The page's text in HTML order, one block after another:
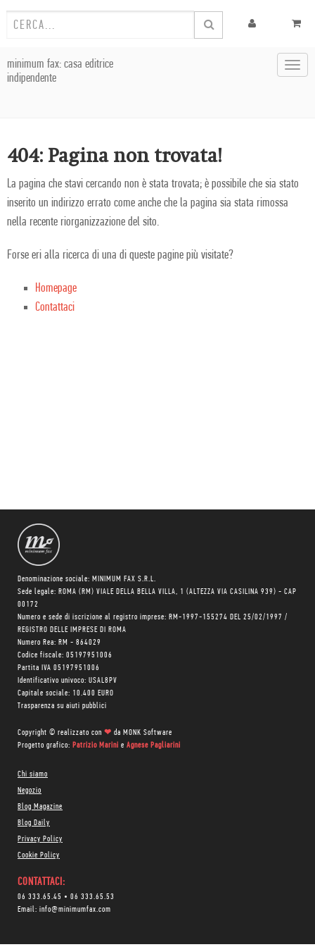
minimum fax: casa editrice
indipendente
404: Pagina non trovata!
La pagina che stavi cercando non è stata trovata; è possibile che sia stato
inserito un indirizzo errato come anche che la pagina sia stata rimossa
nella recente riorganizzazione del sito.
Forse eri alla ricerca di una di queste pagine più visitate?
Homepage
Contattaci
Denominazione sociale: MINIMUM FAX S.R.L.
Sede legale: ROMA (RM) VIALE DELLA BELLA VILLA, 1 (ALTEZZA VIA CASILINA 939) - CAP
00172
Numero e sede di iscrizione al registro imprese: RM-1997-155274 DEL 25/02/1997 /
REGISTRO DELLE IMPRESE DI ROMA
Numero Rea: RM - 864029
Codice fiscale: 05197951006
Partita IVA 05197951006
Identificativo univoco: USAL8PV
Capitale sociale: 10.400 EURO
Trasparenza su aiuti pubblici
Copyright © realizzato con ❤ da MONK Software
Progetto grafico: Patrizio Marini e Agnese Pagliarini
Chi siamo
Negozio
Blog Magazine
Blog Daily
Privacy Policy
Cookie Policy
CONTATTACI:
06 333.65.45 • 06 333.65.53
Email: info@minimumfax.com